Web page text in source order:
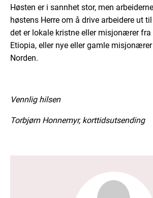
Høsten er i sannhet stor, men
høstens Herre om å drive arbeidere ut
det er lokale kristne eller misjonærer fra
Etiopia, eller nye eller gamle
Norden.
Vennlig hilsen
Torbjørn Honnemyr, korttidsutsending